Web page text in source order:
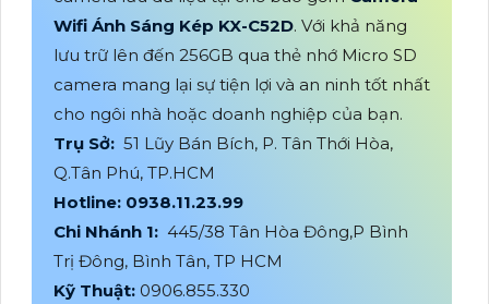
Wifi Ánh Sáng Kép KX-C52D. Với khả năng
lưu trữ lên đến 256GB qua thẻ nhớ Micro SD
camera mang lại sự tiện lợi và an ninh tốt nhất
cho ngôi nhà hoặc doanh nghiệp của bạn.
Trụ Sở: 51 Lũy Bán Bích, P. Tân Thới Hòa,
Q.Tân Phú, TP.HCM
Hotline: 0938.11.23.99
Chi Nhánh 1: 445/38 Tân Hòa Đông,P Bình
Trị Đông, Bình Tân, TP HCM
Kỹ Thuật: 0906.855.330